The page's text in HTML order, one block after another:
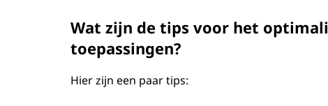
Wat zijn de tips voor het
toepassingen?
Hier zijn een paar tips: